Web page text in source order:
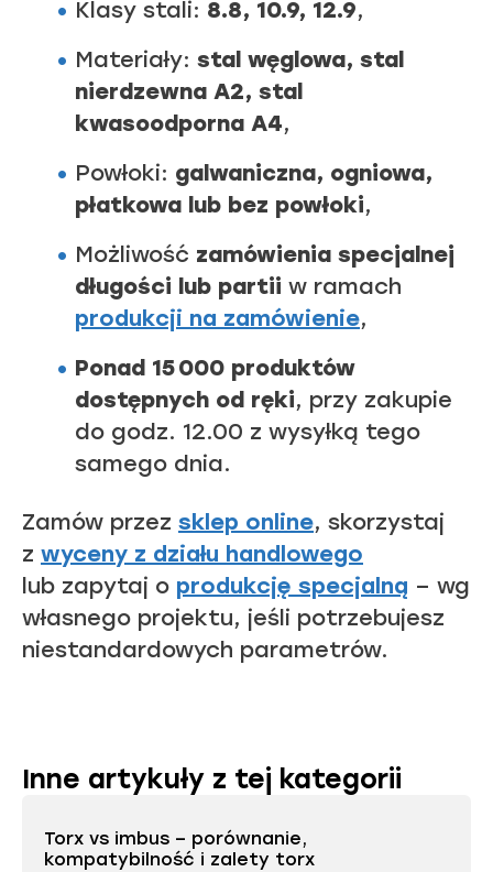
Klasy stali: 8.8, 10.9, 12.9,
Materiały: stal węglowa, stal
nierdzewna A2, stal
kwasoodporna A4,
Powłoki: galwaniczna, ogniowa,
płatkowa lub bez powłoki,
Możliwość zamówienia specjalnej
długości lub partii w ramach
produkcji na zamówienie,
Ponad 15 000 produktów
dostępnych od ręki, przy zakupie
do godz. 12.00 z wysyłką tego
samego dnia.
Zamów przez sklep online, skorzystaj
z wyceny z działu handlowego
lub zapytaj o produkcję specjalną – wg
własnego projektu, jeśli potrzebujesz
niestandardowych parametrów.
Inne artykuły z tej kategorii
Torx vs imbus – porównanie,
kompatybilność i zalety torx